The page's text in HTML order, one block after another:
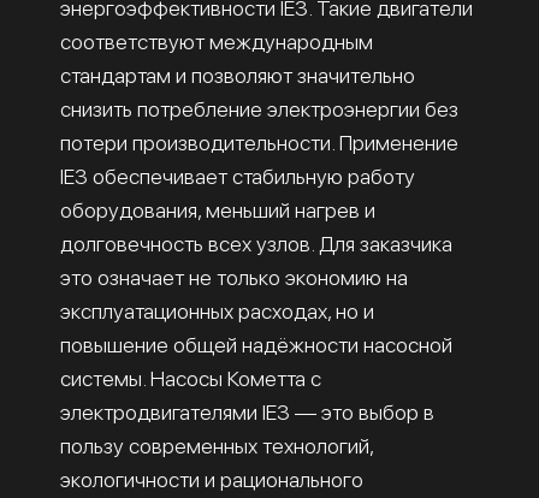
энергоэффективности IE3. Такие двигатели
соответствуют международным
стандартам и позволяют значительно
снизить потребление электроэнергии без
потери производительности. Применение
IE3 обеспечивает стабильную работу
оборудования, меньший нагрев и
долговечность всех узлов. Для заказчика
это означает не только экономию на
эксплуатационных расходах, но и
повышение общей надёжности насосной
системы. Насосы Кометта с
электродвигателями IE3 — это выбор в
пользу современных технологий,
экологичности и рационального